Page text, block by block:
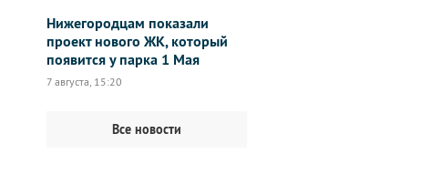
Нижегородцам показали
проект нового ЖК, который
появится у парка 1 Мая
7 августа, 15:20
Все новости